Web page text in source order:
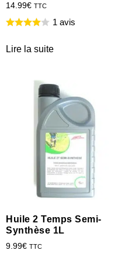
14.99€ TTC
1 avis
Lire la suite
Huile 2 Temps Semi-
Synthèse 1L
9.99€ TTC